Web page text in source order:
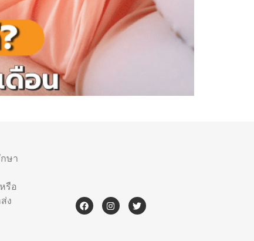
ษา
รือ
ง